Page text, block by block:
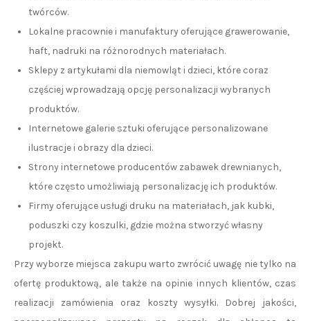
twórców.
Lokalne pracownie i manufaktury oferujące grawerowanie,
haft, nadruki na różnorodnych materiałach.
Sklepy z artykułami dla niemowląt i dzieci, które coraz
częściej wprowadzają opcję personalizacji wybranych
produktów.
Internetowe galerie sztuki oferujące personalizowane
ilustracje i obrazy dla dzieci.
Strony internetowe producentów zabawek drewnianych,
które często umożliwiają personalizację ich produktów.
Firmy oferujące usługi druku na materiałach, jak kubki,
poduszki czy koszulki, gdzie można stworzyć własny
projekt.
Przy wyborze miejsca zakupu warto zwrócić uwagę nie tylko na
ofertę produktową, ale także na opinie innych klientów, czas
realizacji zamówienia oraz koszty wysyłki. Dobrej jakości,